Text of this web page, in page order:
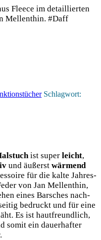
Fleece im detaillierten
Mellenthin. #Daff
Schlagwort:
ist super leicht,
und äußerst wär­mend
für die kal­te Jah­res­
von Jan Mel­len­thin,
eines Bar­sches nach­
bedruckt und für eine
Es ist haut­freund­lich,
somit ein dau­er­haf­ter